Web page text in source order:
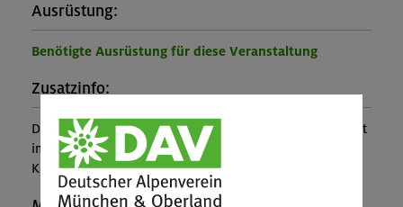
Ausrüstung:
Benötigte Ausrüstung für diese Veranstaltung
Zusatzinfo:
Der Entleih der Kletterausrüstung (inkl. Kletterschuhe) ist
im Kurspreis enthalten. Der Halleneintritt ist nicht im
Kurspreis enthalten.